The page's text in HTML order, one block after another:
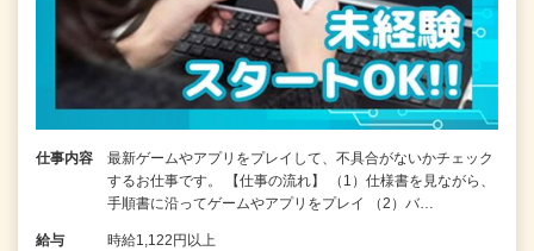
仕事内容
最新ゲームやアプリをプレイして、不具合がないかチェック
するお仕事です。 【仕事の流れ】 （1）仕様書を見ながら、
手順書に沿ってゲームやアプリをプレイ （2）バ…
給与 時給1,122円以上